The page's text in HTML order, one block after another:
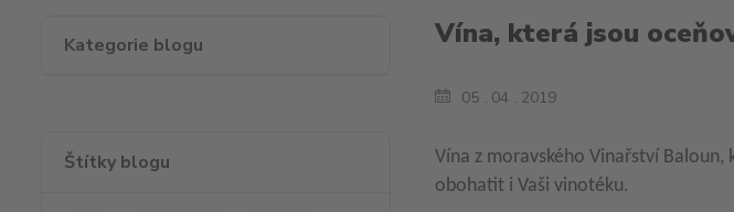
Kategorie blogu
Štítky blogu
05 04 2019
Vína, která jsou
Vína z moravského Vinařství
obohatit i Vaši vinotéku.